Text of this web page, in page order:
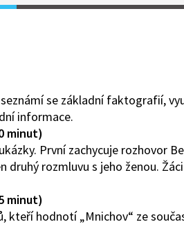
se základní faktografií,
informace.
minut)
První zachycuje rozhovor
druhý rozmluvu s jeho ženou.
minut)
hodnotí „Mnichov“ ze